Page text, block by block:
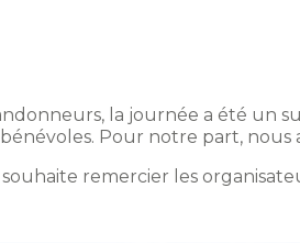
la journée a été un
Pour notre part,
souhaite remercier les